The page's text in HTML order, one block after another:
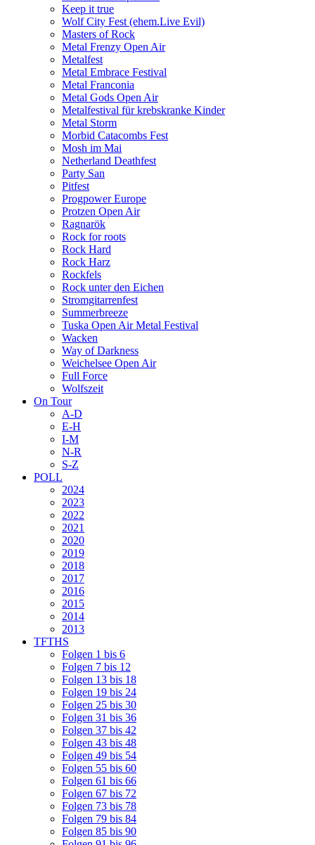
Keep it true
Wolf City Fest (ehem.Live Evil)
Masters of Rock
Metal Frenzy Open Air
Metalfest
Metal Embrace Festival
Metal Franconia
Metal Gods Open Air
Metalfestival für krebskranke Kinder
Metal Storm
Morbid Catacombs Fest
Mosh im Mai
Netherland Deathfest
Party San
Pitfest
Progpower Europe
Protzen Open Air
Ragnarök
Rock for roots
Rock Hard
Rock Harz
Rockfels
Rock unter den Eichen
Stromgitarrenfest
Summerbreeze
Tuska Open Air Metal Festival
Wacken
Way of Darkness
Weichelsee Open Air
Full Force
Wolfszeit
On Tour
A-D
E-H
I-M
N-R
S-Z
POLL
2024
2023
2022
2021
2020
2019
2018
2017
2016
2015
2014
2013
TFTHS
Folgen 1 bis 6
Folgen 7 bis 12
Folgen 13 bis 18
Folgen 19 bis 24
Folgen 25 bis 30
Folgen 31 bis 36
Folgen 37 bis 42
Folgen 43 bis 48
Folgen 49 bis 54
Folgen 55 bis 60
Folgen 61 bis 66
Folgen 67 bis 72
Folgen 73 bis 78
Folgen 79 bis 84
Folgen 85 bis 90